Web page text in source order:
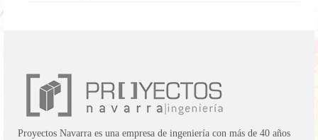
Proyectos Navarra es una empresa de ingeniería con más de 40 años